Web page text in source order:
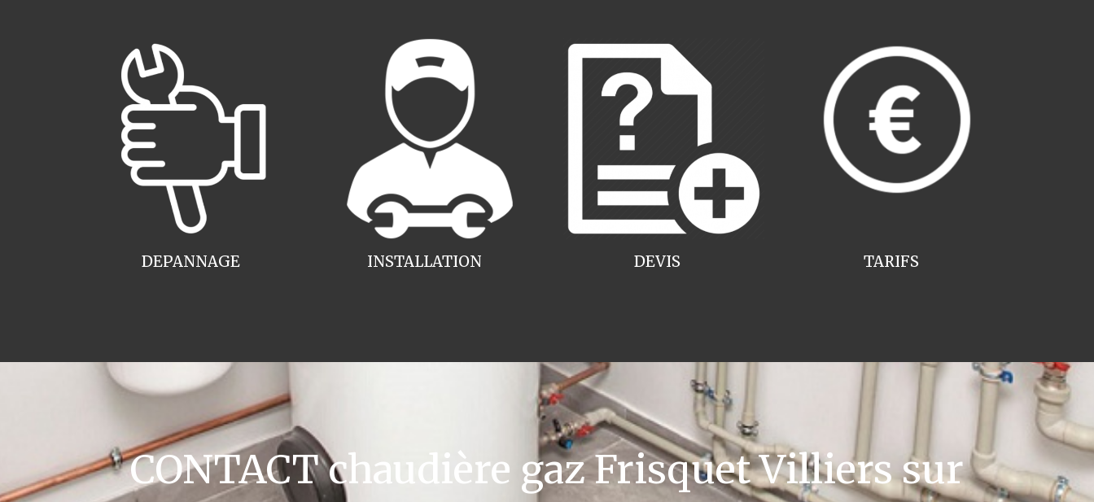
INSTALLATION
DEPANNAGE TARIFS
DEVIS
CONTACT chaudière gaz Frisquet Villiers sur